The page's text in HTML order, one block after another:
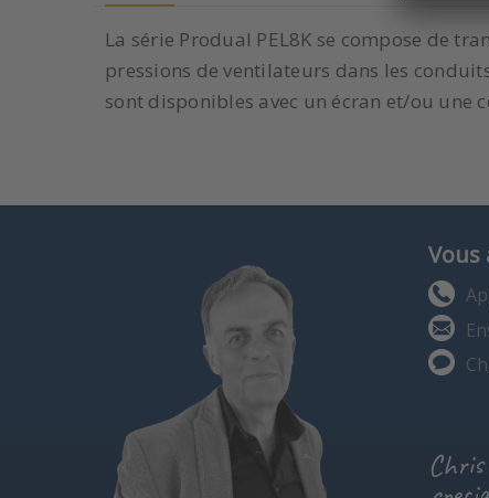
La série Produal PEL8K se compose de
pressions de ventilateurs dans les
sont disponibles avec un écran et/ou une
Vous